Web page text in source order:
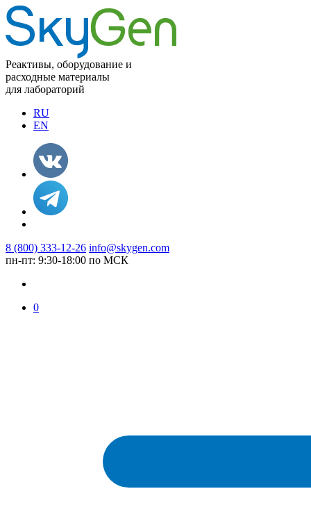
Реактивы, оборудование и
расходные материалы
для лабораторий
RU
EN
8 (800) 333-12-26 info@skygen.com
пн-пт: 9:30-18:00 по МСК
0